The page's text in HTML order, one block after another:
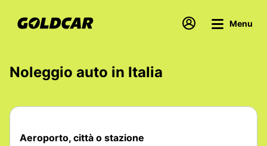
Menu
Noleggio auto in Italia
Aeroporto, città o stazione